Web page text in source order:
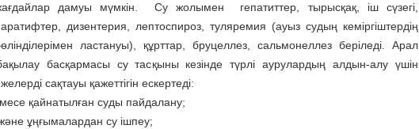
дамуы мүмкін. Су жолымен гепатиттер, тырысқақ, іш сүзегі,
дизентерия, лептоспироз, туляремия (ауыз судың кеміргіштердің
ластануы), құрттар, бруцеллез, сальмонеллез беріледі. Арал
басқармасы су тасқыны кезінде түрлі аурулардың алдын-алу үшін
сақтауы қажеттігін ескертеді:
қайнатылған суды пайдалану;
ұңғымалардан су ішпеу;